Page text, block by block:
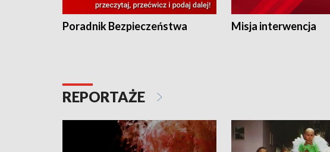
Poradnik Bezpieczeństwa Misja interwencja
REPORTAŻE